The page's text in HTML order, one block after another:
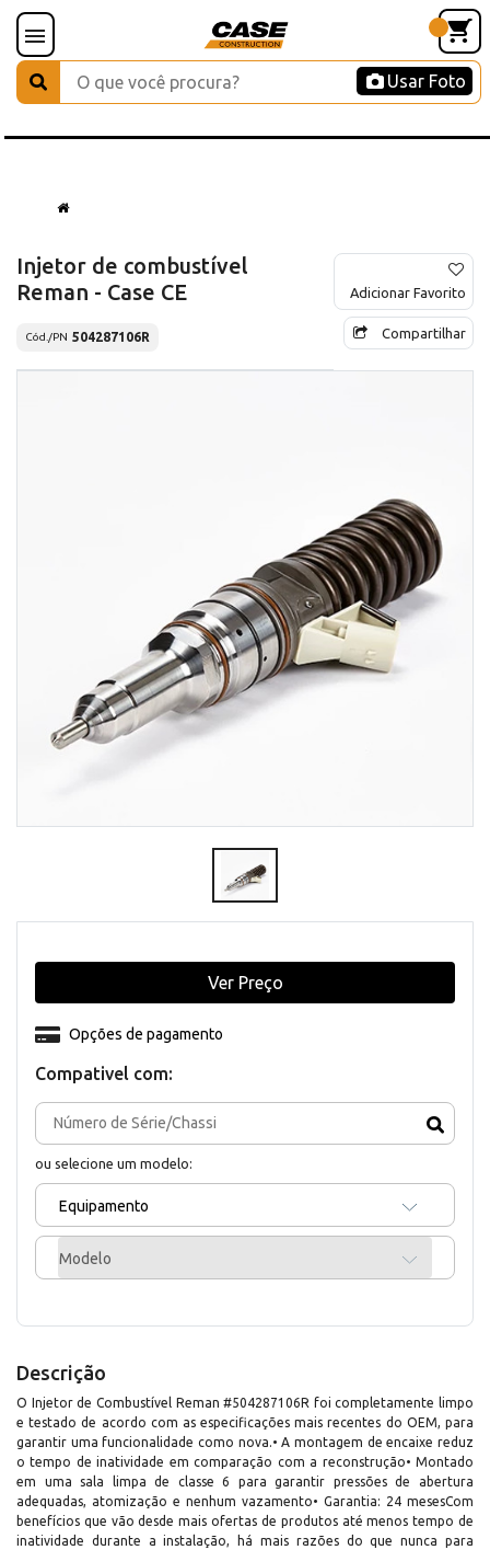
Usar Foto
Injetor de combustível
Reman - Case CE
Cód./PN 504287106R
Adicionar Favorito
Compartilhar
Compativel com:
ou selecione um modelo:
Equipamento
Modelo
Opções de pagamento
Ver Preço
Descrição
O Injetor de Combustível Reman #504287106R foi completamente limpo
e testado de acordo com as especificações mais recentes do OEM, para
garantir uma funcionalidade como nova.• A montagem de encaixe reduz
o tempo de inatividade em comparação com a reconstrução• Montado
em uma sala limpa de classe 6 para garantir pressões de abertura
adequadas, atomização e nenhum vazamento• Garantia: 24 mesesCom
benefícios que vão desde mais ofertas de produtos até menos tempo de
inatividade durante a instalação, há mais razões do que nunca para